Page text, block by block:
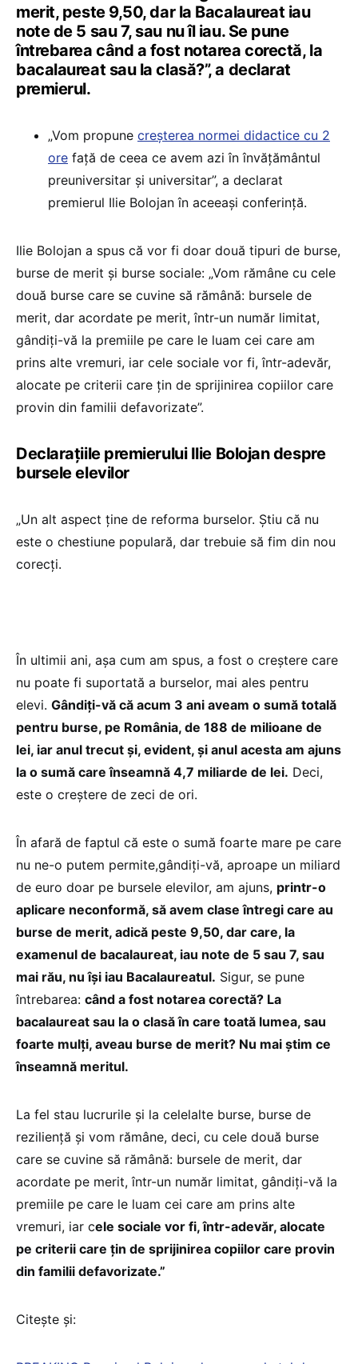
merit, peste 9,50, dar la Bacalaureat iau
note de 5 sau 7, sau nu îl iau. Se pune
întrebarea când a fost notarea corectă, la
bacalaureat sau la clasă?”, a declarat
premierul.
„Vom propune creșterea normei didactice cu 2
ore față de ceea ce avem azi în învățământul
preuniversitar și universitar”, a declarat
premierul Ilie Bolojan în aceeași conferință.
Ilie Bolojan a spus că vor fi doar două tipuri de burse,
burse de merit și burse sociale: „Vom rămâne cu cele
două burse care se cuvine să rămână: bursele de
merit, dar acordate pe merit, într-un număr limitat,
gândiți-vă la premiile pe care le luam cei care am
prins alte vremuri, iar cele sociale vor fi, într-adevăr,
alocate pe criterii care țin de sprijinirea copiilor care
provin din familii defavorizate”.
Declarațiile premierului Ilie Bolojan despre
bursele elevilor
„Un alt aspect ține de reforma burselor. Știu că nu
este o chestiune populară, dar trebuie să fim din nou
corecți.
În ultimii ani, așa cum am spus, a fost o creștere care
nu poate fi suportată a burselor, mai ales pentru
elevi. Gândiți-vă că acum 3 ani aveam o sumă totală
pentru burse, pe România, de 188 de milioane de
lei, iar anul trecut și, evident, și anul acesta am ajuns
la o sumă care înseamnă 4,7 miliarde de lei. Deci,
este o creștere de zeci de ori.
În afară de faptul că este o sumă foarte mare pe care
nu ne-o putem permite,gândiți-vă, aproape un miliard
de euro doar pe bursele elevilor, am ajuns, printr-o
aplicare neconformă, să avem clase întregi care au
burse de merit, adică peste 9,50, dar care, la
examenul de bacalaureat, iau note de 5 sau 7, sau
mai rău, nu își iau Bacalaureatul. Sigur, se pune
întrebarea: când a fost notarea corectă? La
bacalaureat sau la o clasă în care toată lumea, sau
foarte mulți, aveau burse de merit? Nu mai știm ce
înseamnă meritul.
La fel stau lucrurile și la celelalte burse, burse de
reziliență și vom rămâne, deci, cu cele două burse
care se cuvine să rămână: bursele de merit, dar
acordate pe merit, într-un număr limitat, gândiți-vă la
premiile pe care le luam cei care am prins alte
vremuri, iar cele sociale vor fi, într-adevăr, alocate
pe criterii care țin de sprijinirea copiilor care provin
din familii defavorizate.”
Citește și: